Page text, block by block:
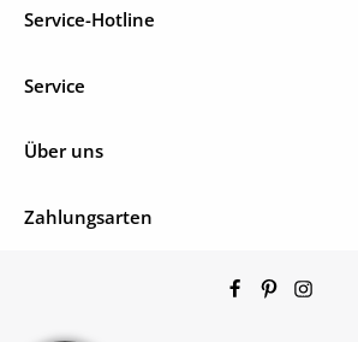
Service-Hotline
Service
Über uns
Zahlungsarten